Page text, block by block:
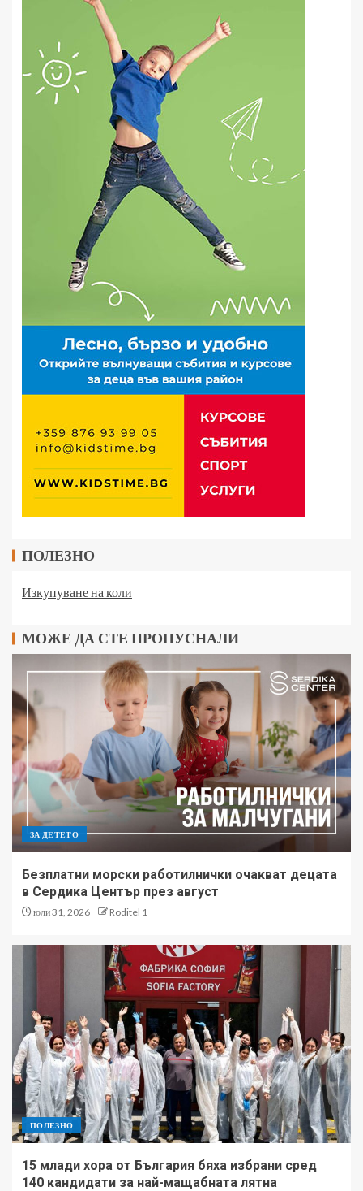
ПОЛЕЗНО
Изкупуване на коли
МОЖЕ ДА СТЕ ПРОПУСНАЛИ
ЗА ДЕТЕТО
Безплатни морски работилнички очакват децата
в Сердика Център през август
юли 31, 2026 Roditel 1
ПОЛЕЗНО
15 млади хора от България бяха избрани сред
140 кандидати за най-мащабната лятна